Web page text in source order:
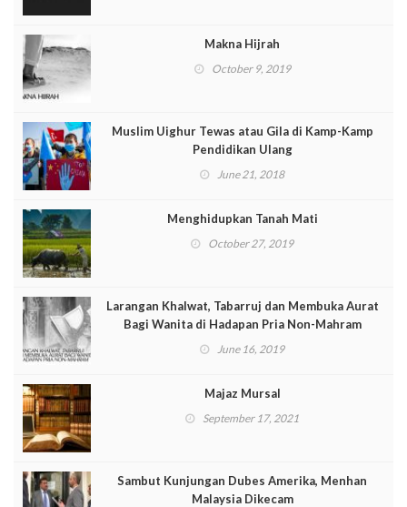
Makna Hijrah
October 9, 2019
Muslim Uighur Tewas atau Gila di Kamp-Kamp
Pendidikan Ulang
June 21, 2018
Menghidupkan Tanah Mati
October 27, 2019
Larangan Khalwat, Tabarruj dan Membuka Aurat
Bagi Wanita di Hadapan Pria Non-Mahram
June 16, 2019
Majaz Mursal
September 17, 2021
Sambut Kunjungan Dubes Amerika, Menhan
Malaysia Dikecam